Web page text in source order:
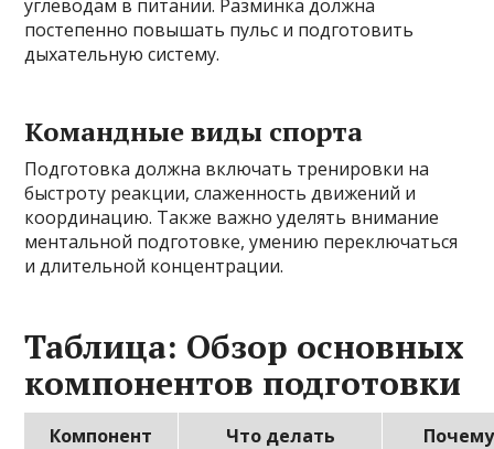
углеводам в питании. Разминка должна
постепенно повышать пульс и подготовить
дыхательную систему.
Командные виды спорта
Подготовка должна включать тренировки на
быстроту реакции, слаженность движений и
координацию. Также важно уделять внимание
ментальной подготовке, умению переключаться
и длительной концентрации.
Таблица: Обзор основных
компонентов подготовки
Компонент Что делать